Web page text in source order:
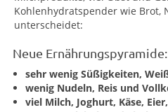
Kohlenhydratspender wie Brot,
unterscheidet:
Neue Ernährungspyramide:
sehr wenig Süßigkeiten,
wenig Nudeln, Reis und
viel Milch, Joghurt, Käse,